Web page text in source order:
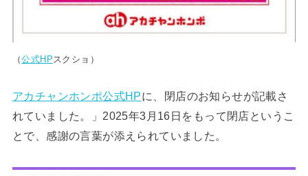
（公式HP スクショ）
アカチャンホンポ公式HPに、閉店のお知らせが記載さ
れていました。」2025年3月16日をもって閉店というこ
とで、感謝の言葉が添えられていました。